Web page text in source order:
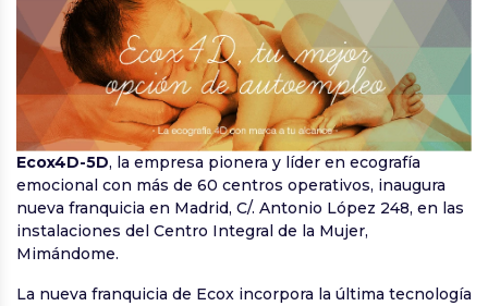
Ecox4D-5D, la empresa pionera y líder en ecografía
emocional con más de 60 centros operativos, inaugura
nueva franquicia en Madrid, C/. Antonio López 248, en las
instalaciones del Centro Integral de la Mujer,
Mimándome.
La nueva franquicia de Ecox incorpora la última tecnología